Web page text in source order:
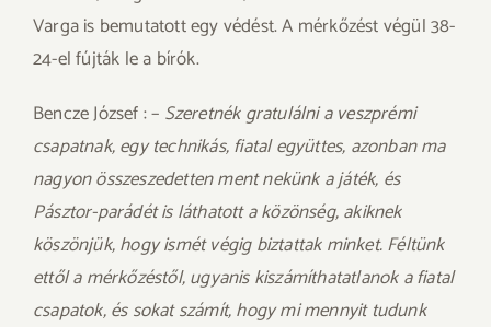
Varga is bemutatott egy védést. A mérkőzést végül 38-
24-el fújták le a bírók.
Bencze József : – Szeretnék gratulálni a veszprémi
csapatnak, egy technikás, fiatal együttes, azonban ma
nagyon összeszedetten ment nekünk a játék, és
Pásztor-parádét is láthatott a közönség, akiknek
köszönjük, hogy ismét végig biztattak minket. Féltünk
ettől a mérkőzéstől, ugyanis kiszámíthatatlanok a fiatal
csapatok, és sokat számít, hogy mi mennyit tudunk